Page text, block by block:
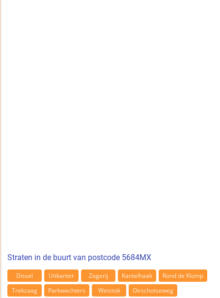
Straten in de buurt van postcode 5684MX
Dissel Uitkanter Zagerij Kantelhaak
Rond de Klomp
Trekzaag
Parkwachters Wetstok
Oirschotseweg